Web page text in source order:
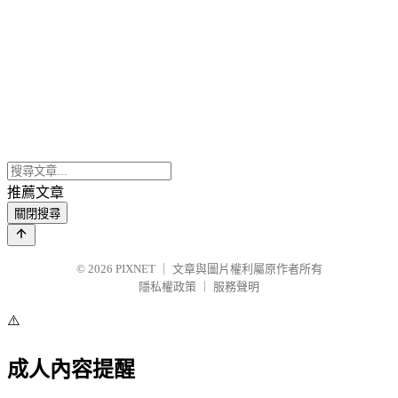
推薦文章
關閉搜尋
© 2026 PIXNET
文章與圖片權利屬原作者所有
隱私權政策
服務聲明
⚠️
成人內容提醒